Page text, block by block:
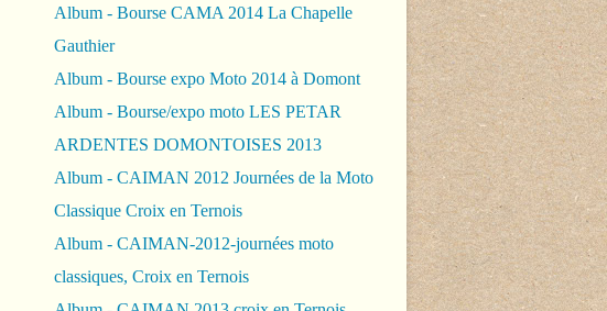
Album - Bourse CAMA 2014 La Chapelle
Gauthier
Album - Bourse expo Moto 2014 à Domont
Album - Bourse/expo moto LES PETAR
ARDENTES DOMONTOISES 2013
Album - CAIMAN 2012 Journées de la Moto
Classique Croix en Ternois
Album - CAIMAN-2012-journées moto
classiques, Croix en Ternois